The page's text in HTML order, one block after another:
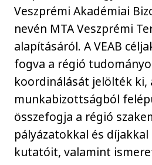
Veszprémi Akadémiai
nevén MTA Veszprémi
alapításáról. A VEAB
fogva a régió
koordinálását jelölték ki,
munkabizottságból
összefogja a régió
pályázatokkal és
kutatóit, valamint